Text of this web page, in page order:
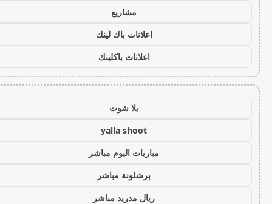
مشاريع
اعلانات باك لينك
اعلانات باكلينك
يلا شوت
yalla shoot
مباريات اليوم مباشر
برشلونة مباشر
ريال مدريد مباشر